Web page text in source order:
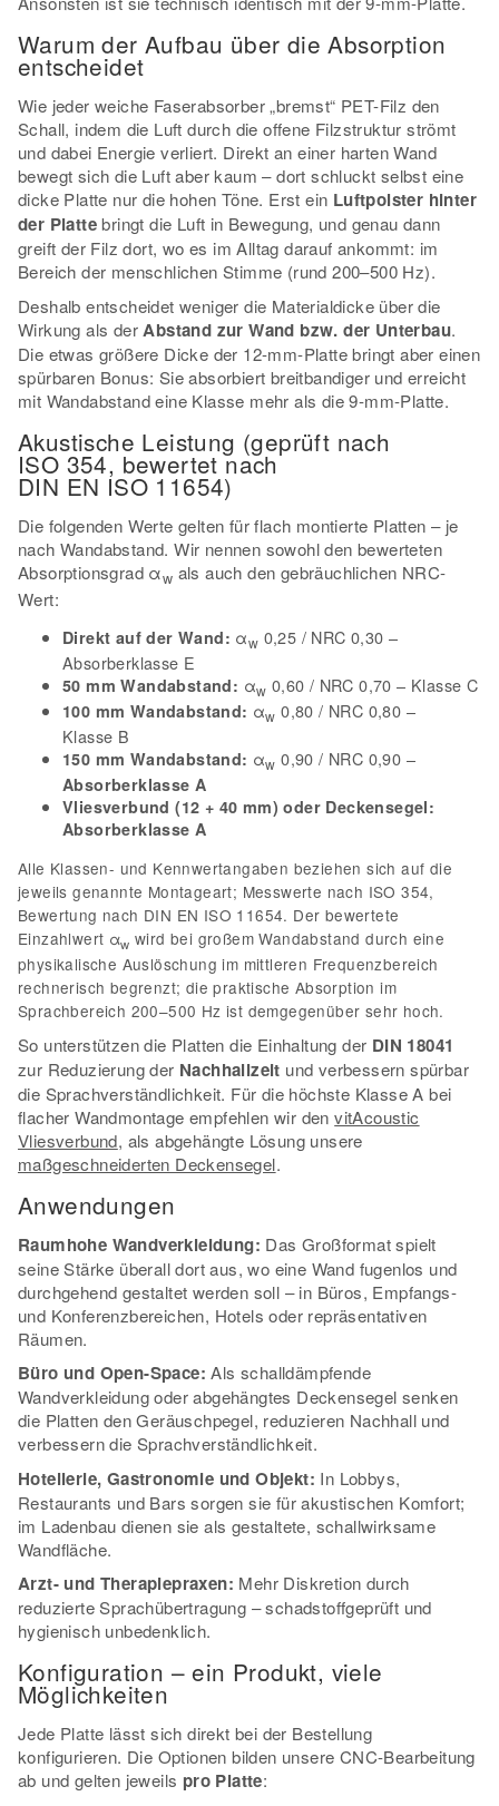
Warum der Aufbau über die Absorption
entscheidet
Wie jeder weiche Faserabsorber „bremst“ PET-Filz den
Schall, indem die Luft durch die offene Filzstruktur strömt
und dabei Energie verliert. Direkt an einer harten Wand
bewegt sich die Luft aber kaum – dort schluckt selbst eine
dicke Platte nur die hohen Töne. Erst ein Luftpolster hinter
der Plattebringt die Luft in Bewegung, und genau dann
greift der Filz dort, wo es im Alltag darauf ankommt: im
Bereich der menschlichen Stimme (rund 200–500 Hz).
Deshalb entscheidet weniger die Materialdicke über die
Wirkung als der Abstand zur Wand bzw. der Unterbau.
Die etwas größere Dicke der 12-mm-Platte bringt aber einen
spürbaren Bonus: Sie absorbiert breitbandiger und erreicht
mit Wandabstand eine Klasse mehr als die 9-mm-Platte.
Akustische Leistung (geprüft nach
ISO 354, bewertet nach
DIN EN ISO 11654)
Die folgenden Werte gelten für flach montierte Platten – je
nach Wandabstand. Wir nennen sowohl den bewerteten
Absorptionsgrad αw als auch den gebräuchlichen NRC-
Wert:
Direkt auf der Wand: αw 0,25 / NRC 0,30 –
Absorberklasse E
50 mm Wandabstand: αw 0,60 / NRC 0,70 – Klasse C
100 mm Wandabstand: αw 0,80 / NRC 0,80 –
Klasse B
150 mm Wandabstand: αw 0,90 / NRC 0,90 –
Absorberklasse A
Vliesverbund (12 + 40 mm) oder Deckensegel:
Absorberklasse A
Alle Klassen- und Kennwertangaben beziehen sich auf die
jeweils genannte Montageart; Messwerte nach ISO 354,
Bewertung nach DIN EN ISO 11654. Der bewertete
Einzahlwert αw wird bei großem Wandabstand durch eine
physikalische Auslöschung im mittleren Frequenzbereich
rechnerisch begrenzt; die praktische Absorption im
Sprachbereich 200–500 Hz ist demgegenüber sehr hoch.
So unterstützen die Platten die Einhaltung der DIN 18041
zur Reduzierung der Nachhallzeit und verbessern spürbar
die Sprachverständlichkeit. Für die höchste Klasse A bei
flacher Wandmontage empfehlen wir denvitAcoustic
Vliesverbund, als abgehängte Lösung unsere
maßgeschneiderten Deckensegel.
Anwendungen
Raumhohe Wandverkleidung: Das Großformat spielt
seine Stärke überall dort aus, wo eine Wand fugenlos und
durchgehend gestaltet werden soll – in Büros, Empfangs-
und Konferenzbereichen, Hotels oder repräsentativen
Räumen.
Büro und Open-Space: Als schalldämpfende
Wandverkleidung oder abgehängtes Deckensegel senken
die Platten den Geräuschpegel, reduzieren Nachhall und
verbessern die Sprachverständlichkeit.
Hotellerie, Gastronomie und Objekt: In Lobbys,
Restaurants und Bars sorgen sie für akustischen Komfort;
im Ladenbau dienen sie als gestaltete, schallwirksame
Wandfläche.
Arzt- und Therapiepraxen: Mehr Diskretion durch
reduzierte Sprachübertragung – schadstoffgeprüft und
hygienisch unbedenklich.
Konfiguration – ein Produkt, viele
Möglichkeiten
Jede Platte lässt sich direkt bei der Bestellung
konfigurieren. Die Optionen bilden unsere CNC-Bearbeitung
ab und gelten jeweils pro Platte: